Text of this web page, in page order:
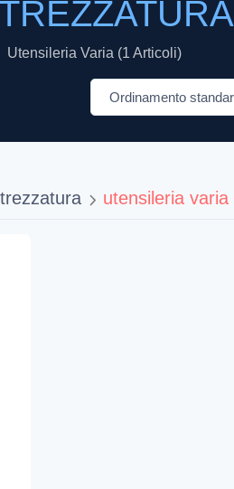
Utensileria Varia (1 Articoli)
utensileria varia